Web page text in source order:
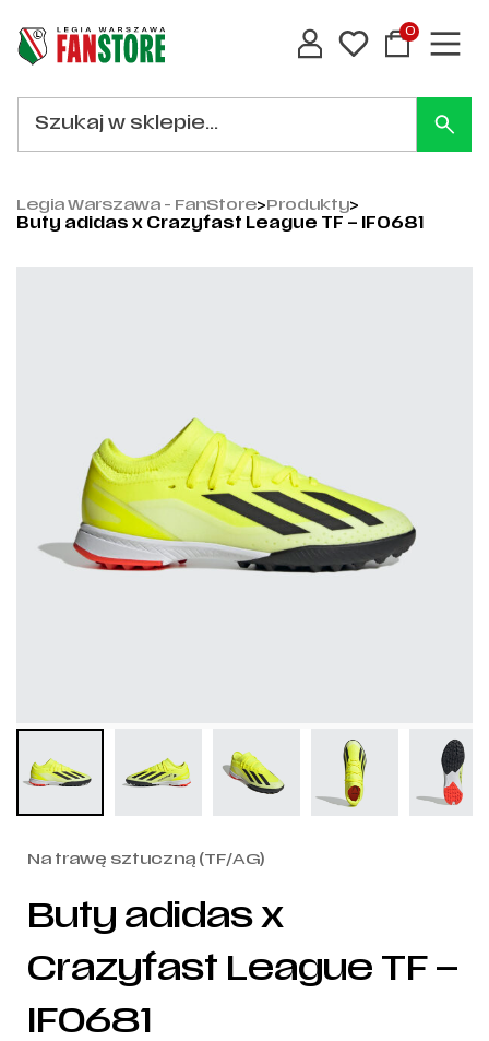
0
Legia Warszawa - FanStore>Produkty>
Buty adidas x Crazyfast League TF – IF0681
Na trawę sztuczną (TF/AG)
Buty adidas x
Crazyfast League TF –
IF0681